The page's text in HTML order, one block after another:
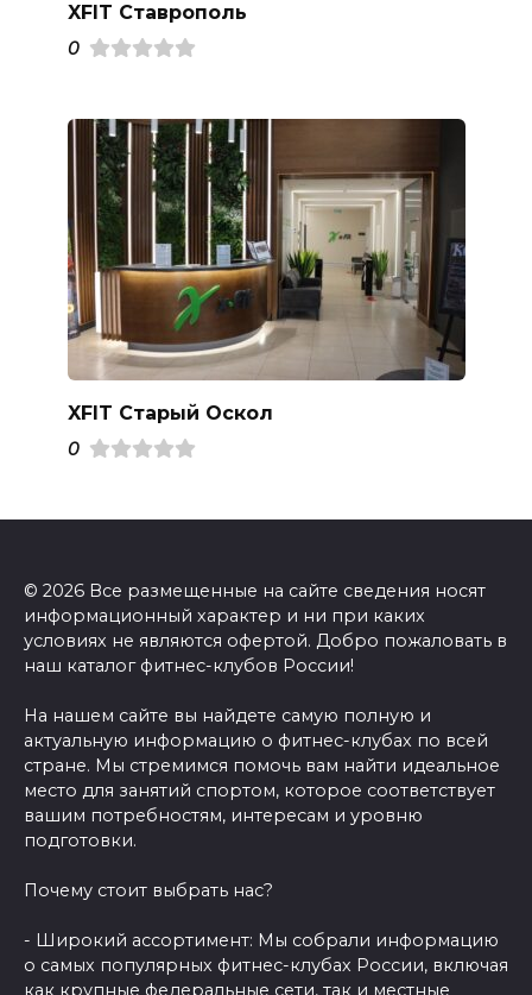
XFIT Ставрополь
0
XFIT Старый Оскол
0
© 2026 Все размещенные на сайте сведения носят
информационный характер и ни при каких
условиях не являются офертой. Добро пожаловать в
наш каталог фитнес-клубов России!
На нашем сайте вы найдете самую полную и
актуальную информацию о фитнес-клубах по всей
стране. Мы стремимся помочь вам найти идеальное
место для занятий спортом, которое соответствует
вашим потребностям, интересам и уровню
подготовки.
Почему стоит выбрать нас?
- Широкий ассортимент: Мы собрали информацию
о самых популярных фитнес-клубах России, включая
как крупные федеральные сети, так и местные